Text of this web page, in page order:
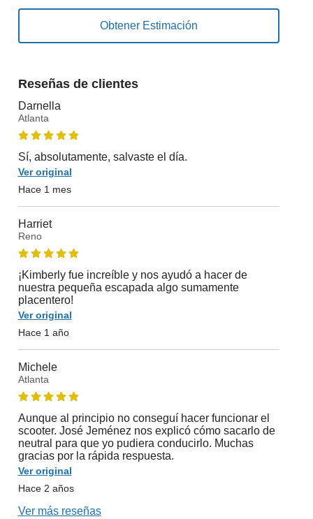
Reseñas de clientes
Darnella
Atlanta
Sí, absolutamente, salvaste el día.
Ver original
Hace 1 mes
Harriet
Reno
¡Kimberly fue increíble y nos ayudó a hacer de
nuestra pequeña escapada algo sumamente
placentero!
Ver original
Hace 1 año
Michele
Atlanta
Aunque al principio no conseguí hacer funcionar el
scooter. José Jeménez nos explicó cómo sacarlo de
neutral para que yo pudiera conducirlo. Muchas
gracias por la rápida respuesta.
Ver original
Hace 2 años
Ver más reseñas